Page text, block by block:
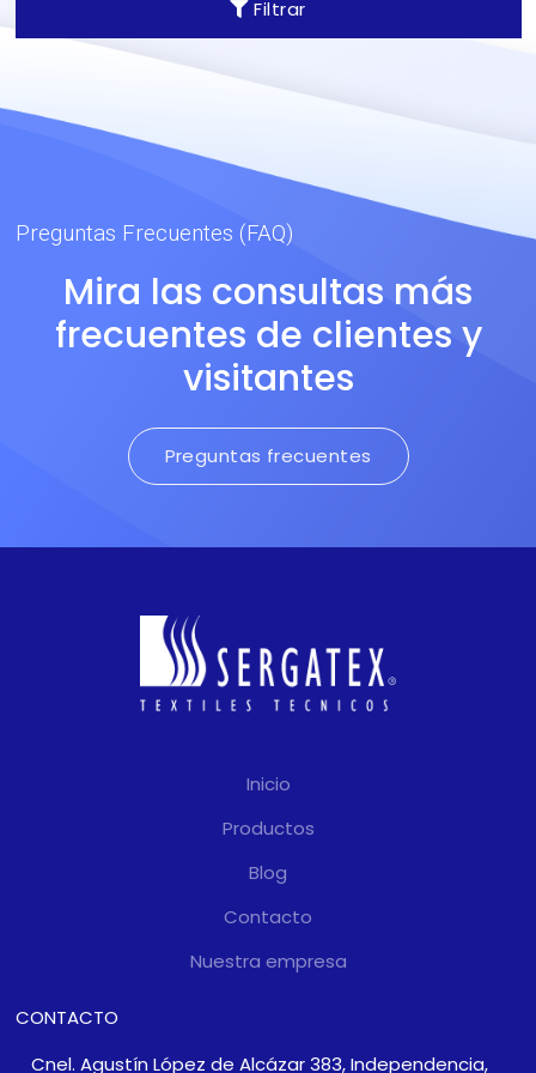
Filtrar
Preguntas Frecuentes (FAQ)
Mira las consultas más
frecuentes de clientes y
visitantes
Preguntas frecuentes
Inicio
Productos
Blog
Contacto
Nuestra empresa
CONTACTO
Cnel. Agustín López de Alcázar 383, Independencia,